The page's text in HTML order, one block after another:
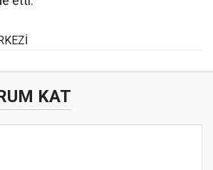
KAT